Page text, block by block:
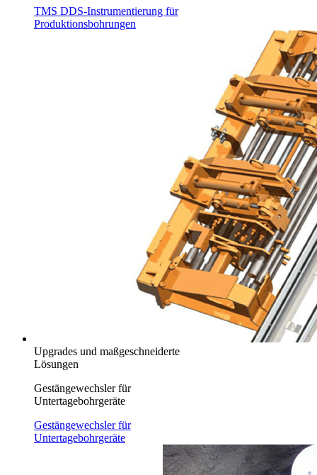
TMS DDS-Instrumentierung für
Produktionsbohrungen
Upgrades und maßgeschneiderte
Lösungen
Gestängewechsler für
Untertagebohrgeräte
Gestängewechsler für
Untertagebohrgeräte